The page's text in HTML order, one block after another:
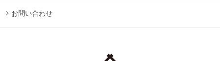
お問い合わせ